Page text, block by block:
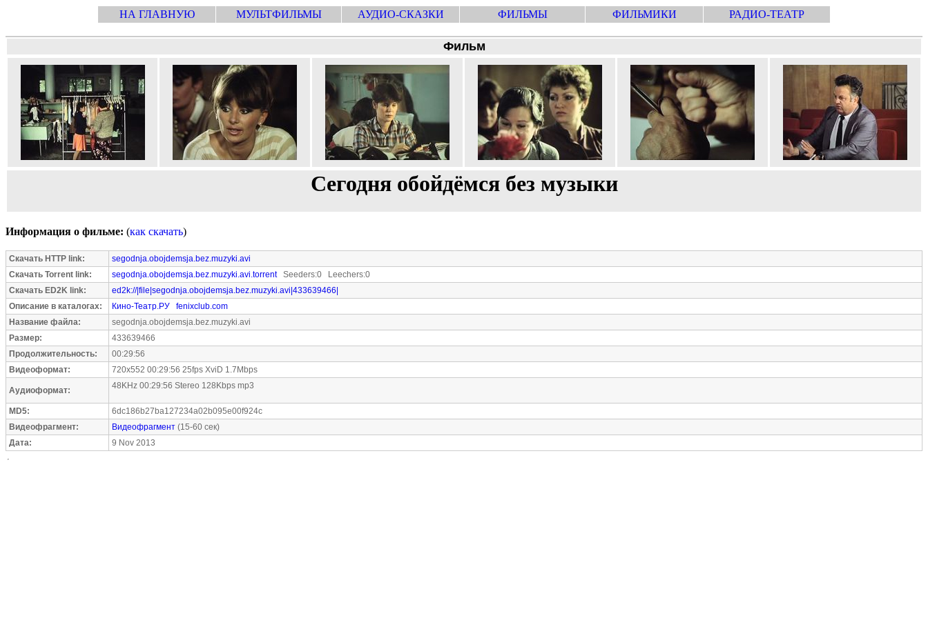
НА ГЛАВНУЮ МУЛЬТФИЛЬМЫ АУДИО-СКАЗКИ ФИЛЬМЫ ФИЛЬМИКИ РАДИО-ТЕАТР
Фильм
Сегодня обойдёмся без музыки
Информация о фильме: (как скачать)
Скачать HTTP link:
segodnja.obojdemsja.bez.muzyki.avi
Скачать Torrent link:
segodnja.obojdemsja.bez.muzyki.avi.torrentSeeders:0 Leechers:0
Скачать ED2K link:
ed2k://|file|segodnja.obojdemsja.bez.muzyki.avi|433639466|
Описание в каталогах:
Кино-Театр.РУ
fenixclub.com
Название файла:
segodnja.obojdemsja.bez.muzyki.avi
Размер:
433639466
Продолжительность:
00:29:56
Видеоформат:
720x552 00:29:56 25fps XviD 1.7Mbps
Аудиоформат: 48KHz 00:29:56 Stereo 128Kbps mp3
MD5:
6dc186b27ba127234a02b095e00f924c
Видеофрагмент:
Видеофрагмент (15-60 сек)
Дата:
9 Nov 2013